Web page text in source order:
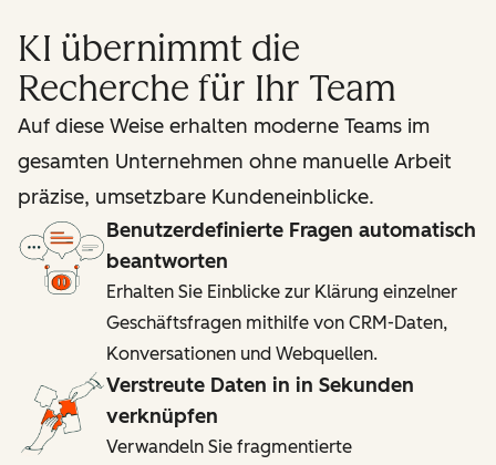
KI übernimmt die
Recherche für Ihr Team
Auf diese Weise erhalten moderne Teams im
gesamten Unternehmen ohne manuelle Arbeit
präzise, umsetzbare Kundeneinblicke.
Benutzerdefinierte Fragen automatisch
beantworten
Erhalten Sie Einblicke zur Klärung einzelner
Geschäftsfragen mithilfe von CRM-Daten,
Konversationen und Webquellen.
Verstreute Daten in in Sekunden
verknüpfen
Verwandeln Sie fragmentierte